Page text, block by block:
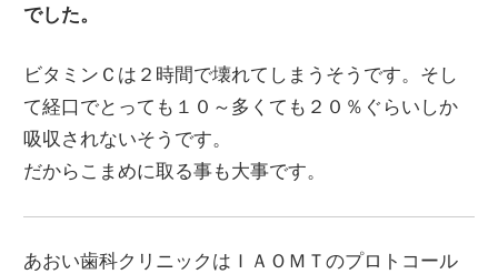
でした。
ビタミンＣは２時間で壊れてしまうそうです。そし
て経口でとっても１０～多くても２０％ぐらいしか
吸収されないそうです。
だからこまめに取る事も大事です。
あおい歯科クリニックはＩＡＯＭＴのプロトコール